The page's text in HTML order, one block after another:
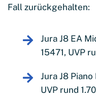
Fall zurückgehalten:
Jura J8 EA
15471, UVP
Jura J8
UVP rund